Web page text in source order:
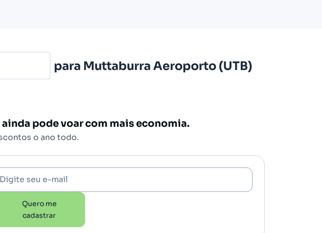
para Muttaburra Aeroporto (UTB)
pode voar com mais economia.
o ano todo.
Digite seu e-mail
Quero me
cadastrar